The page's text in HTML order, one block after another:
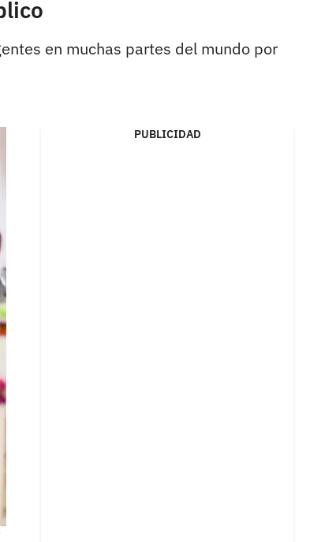
en muchas partes del mundo por
PUBLICIDAD